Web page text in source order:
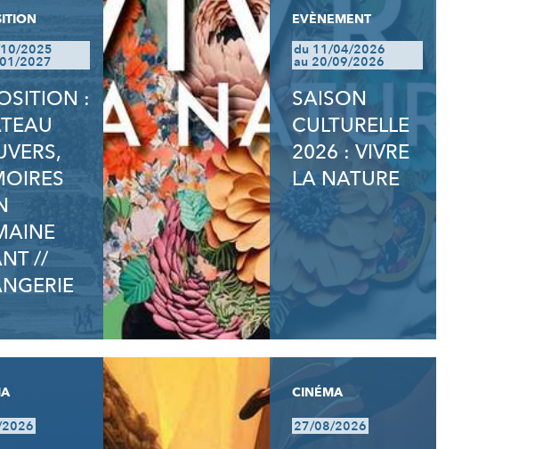
2025
2027
:
//
EVÈNEMENT
du 11/04/2026
au 20/09/2026
SAISON
CULTURELLE
2026 : VIVRE
LA NATURE
CINÉMA
27/08/2026